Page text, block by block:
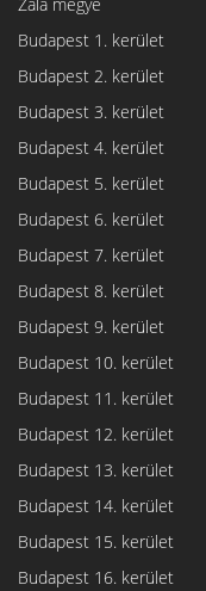
Zala megye
Budapest 1. kerület
Budapest 2. kerület
Budapest 3. kerület
Budapest 4. kerület
Budapest 5. kerület
Budapest 6. kerület
Budapest 7. kerület
Budapest 8. kerület
Budapest 9. kerület
Budapest 10. kerület
Budapest 11. kerület
Budapest 12. kerület
Budapest 13. kerület
Budapest 14. kerület
Budapest 15. kerület
Budapest 16. kerület